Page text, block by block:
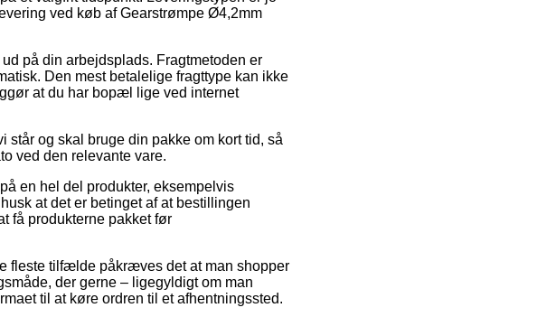
ved køb af Gearstrømpe Ø4,2mm
på din arbejdsplads. Fragtmetoden er
Den mest betalelige fragttype kan ikke
at du har bopæl lige ved internet
og skal bruge din pakke om kort tid, så
ved den relevante vare.
en hel del produkter, eksempelvis
at det er betinget af at bestillingen
få produkterne pakket før
fleste tilfælde påkræves det at man shopper
der gerne – ligegyldigt om man
til at køre ordren til et afhentningssted.